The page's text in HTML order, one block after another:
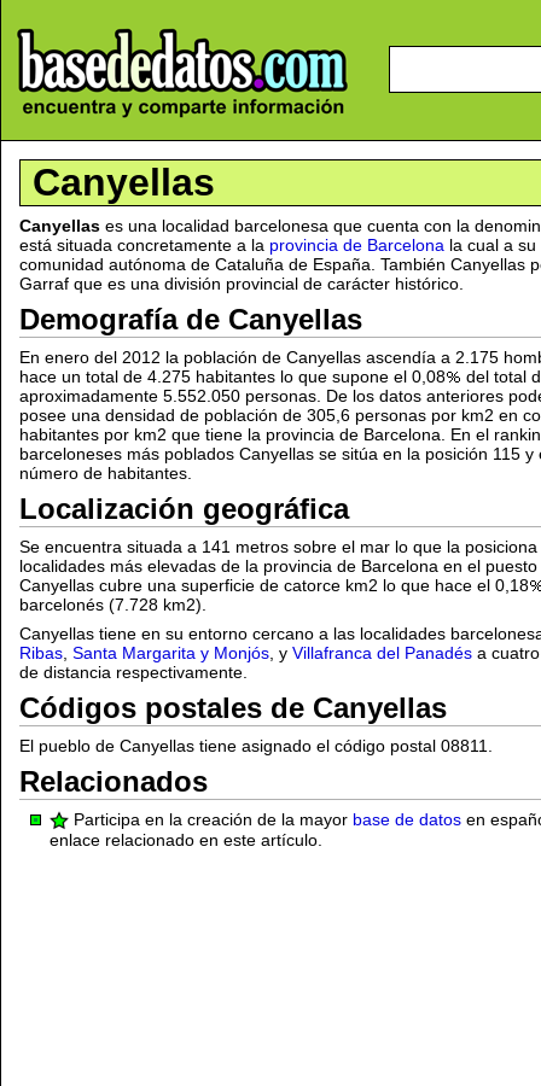
Canyellas
Canyellas es una localidad barcelonesa que cuenta con la
está situada concretamente a la provincia de Barcelona la cual a
comunidad autónoma de Cataluña de España. También Canyellas
Garraf que es una división provincial de carácter histórico.
Demografía de Canyellas
En enero del 2012 la población de Canyellas ascendía a 2.175
hace un total de 4.275 habitantes lo que supone el 0,08
del total
aproximadamente 5.552.050 personas. De los datos anteriores
posee una densidad de población de 305,6 personas por km2 en
habitantes por km2 que tiene la provincia de Barcelona. En el
barceloneses más poblados Canyellas se sitúa en la posición 115
número de habitantes.
Localización geográfica
Se encuentra situada a 141 metros sobre el mar lo que la
localidades más elevadas de la provincia de Barcelona en el
Canyellas cubre una superficie de catorce km2 lo que hace el 0,18
barcelonés (7.728 km2).
Canyellas tiene en su entorno cercano a las localidades
Ribas Santa Margarita y Monjós , y Villafranca del Panadés a
de distancia respectivamente.
Códigos postales de Canyellas
El pueblo de Canyellas tiene asignado el código postal 08811.
Relacionados
Participa en la creación de la mayor base de datos en
enlace relacionado en este artículo.